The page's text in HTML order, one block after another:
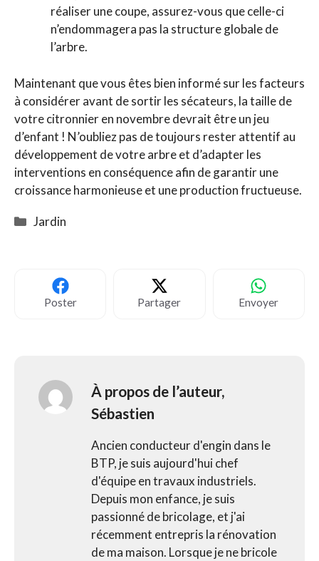
réaliser une coupe, assurez-vous que celle-ci
n’endommagera pas la structure globale de
l’arbre.
Maintenant que vous êtes bien informé sur les facteurs
à considérer avant de sortir les sécateurs, la taille de
votre citronnier en novembre devrait être un jeu
d’enfant ! N’oubliez pas de toujours rester attentif au
développement de votre arbre et d’adapter les
interventions en conséquence afin de garantir une
croissance harmonieuse et une production fructueuse.
Catégories
Jardin
Poster Partager Envoyer
À propos de l’auteur,
Sébastien
Ancien conducteur d'engin dans le
BTP, je suis aujourd'hui chef
d'équipe en travaux industriels.
Depuis mon enfance, je suis
passionné de bricolage, et j'ai
récemment entrepris la rénovation
de ma maison. Lorsque je ne bricole